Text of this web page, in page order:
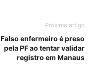
Próximo artigo
Falso enfermeiro é preso
pela PF ao tentar validar
registro em Manaus